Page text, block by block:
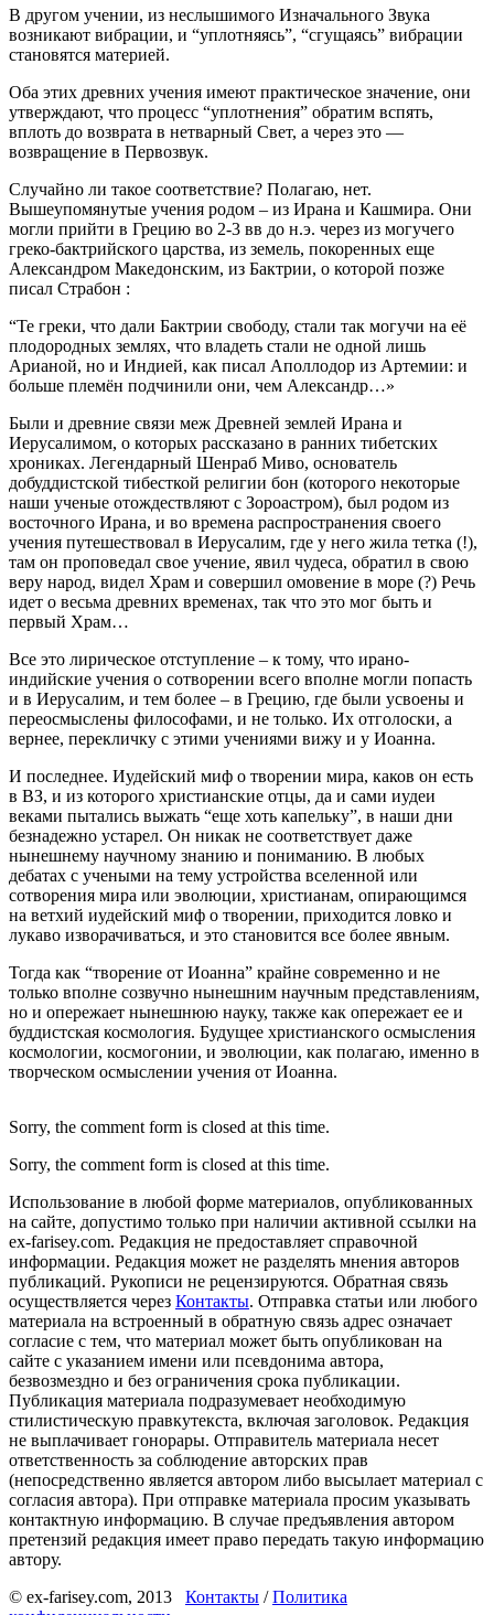
В другом учении, из неслышимого Изначального Звука
возникают вибрации, и “уплотняясь”, “сгущаясь” вибрации
становятся материей.
Оба этих древних учения имеют практическое значение, они
утверждают, что процесс “уплотнения” обратим вспять,
вплоть до возврата в нетварный Свет, а через это —
возвращение в Первозвук.
Случайно ли такое соответствие? Полагаю, нет.
Вышеупомянутые учения родом – из Ирана и Кашмира. Они
могли прийти в Грецию во 2-3 вв до н.э. через из могучего
греко-бактрийского царства, из земель, покоренных еще
Александром Македонским, из Бактрии, о которой позже
писал Страбон :
“Те греки, что дали Бактрии свободу, стали так могучи на её
плодородных землях, что владеть стали не одной лишь
Арианой, но и Индией, как писал Аполлодор из Артемии: и
больше племён подчинили они, чем Александр…»
Были и древние связи меж Древней землей Ирана и
Иерусалимом, о которых рассказано в ранних тибетских
хрониках. Легендарный Шенраб Миво, основатель
добуддистской тибесткой религии бон (которого некоторые
наши ученые отождествляют с Зороастром), был родом из
восточного Ирана, и во времена распространения своего
учения путешествовал в Иерусалим, где у него жила тетка (!),
там он проповедал свое учение, явил чудеса, обратил в свою
веру народ, видел Храм и совершил омовение в море (?) Речь
идет о весьма древних временах, так что это мог быть и
первый Храм…
Все это лирическое отступление – к тому, что ирано-
индийские учения о сотворении всего вполне могли попасть
и в Иерусалим, и тем более – в Грецию, где были усвоены и
переосмыслены философами, и не только. Их отголоски, а
вернее, перекличку с этими учениями вижу и у Иоанна.
И последнее. Иудейский миф о творении мира, каков он есть
в ВЗ, и из которого христианские отцы, да и сами иудеи
веками пытались выжать “еще хоть капельку”, в наши дни
безнадежно устарел. Он никак не соответствует даже
нынешнему научному знанию и пониманию. В любых
дебатах с учеными на тему устройства вселенной или
сотворения мира или эволюции, христианам, опирающимся
на ветхий иудейский миф о творении, приходится ловко и
лукаво изворачиваться, и это становится все более явным.
Тогда как “творение от Иоанна” крайне современно и не
только вполне созвучно нынешним научным представлениям,
но и опережает нынешнюю науку, также как опережает ее и
буддистская космология. Будущее христианского осмысления
космологии, космогонии, и эволюции, как полагаю, именно в
творческом осмыслении учения от Иоанна.
Sorry, the comment form is closed at this time.
Sorry, the comment form is closed at this time.
Использование в любой форме материалов, опубликованных
на сайте, допустимо только при наличии активной ссылки на
ex-farisey.com. Редакция не предоставляет справочной
информации. Редакция может не разделять мнения авторов
публикаций. Рукописи не рецензируются. Обратная связь
осуществляется через Контакты. Отправка статьи или любого
материала на встроенный в обратную связь адрес означает
согласие с тем, что материал может быть опубликован на
сайте с указанием имени или псевдонима автора,
безвозмездно и без ограничения срока публикации.
Публикация материала подразумевает необходимую
стилистическую правкутекста, включая заголовок. Редакция
не выплачивает гонорары. Отправитель материала несет
ответственность за соблюдение авторских прав
(непосредственно является автором либо высылает материал с
согласия автора). При отправке материала просим указывать
контактную информацию. В случае предъявления автором
претензий редакция имеет право передать такую информацию
автору.
© ex-farisey.com, 2013 Контакты /Политика